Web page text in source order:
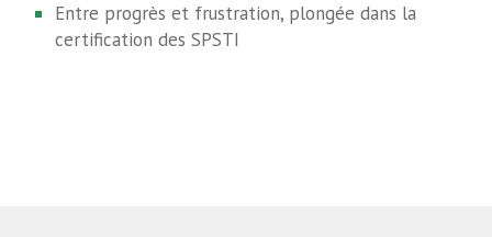
Entre progrès et frustration, plongée dans la
certification des SPSTI